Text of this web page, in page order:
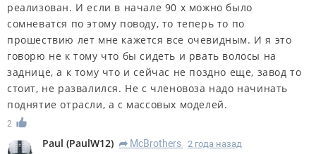
реализован. И если в начале 90 х можно было
сомневатся по этому поводу, то теперь то по
прошествию лет мне кажется все очевидным. И я это
говорю не к тому что бы сидеть и рвать волосы на
заднице, а к тому что и сейчас не поздно еще, завод то
стоит, не развалился. Не с членовоза надо начинать
поднятие отрасли, а с массовых моделей.
2
Paul (PaulW12) R McBrothers 2 года назад